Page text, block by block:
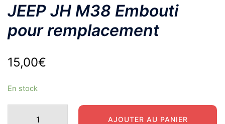
JEEP JH M38 Embouti
pour remplacement
15,00€
En stock
AJOUTER AU PANIER